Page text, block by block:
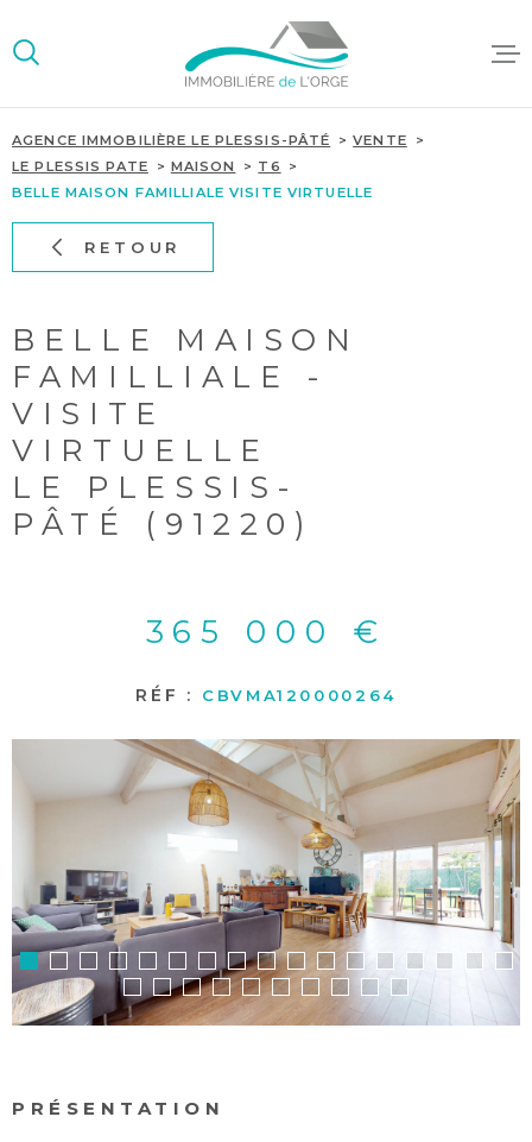
la
au
menu
au
contenu
ACCUEIL
AGENCE IMMOBILIÈRE LE PLESSIS-PÂTÉ
VENTE
LE PLESSIS PATE
MAISON
T6
BELLE MAISON FAMILLIALE VISITE VIRTUELLE
RETOUR
BELLE MAISON
FAMILLIALE -
VISITE
VIRTUELLE
LE PLESSIS-
PÂTÉ (91220)
365 000 €
RÉF : CBVMA120000264
PRÉSENTATION